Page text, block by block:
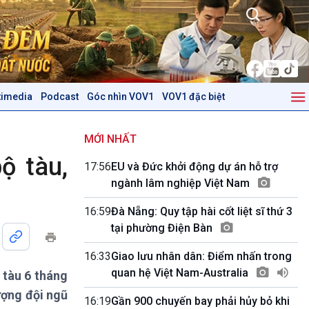
Podcast Góc nhìn VOV1 VOV1 đặc biệt
Trước giờ mở cửa
Dòng chảy Kinh tế
Tuyên chiến với gian lận
thương mại
Mùa vàng
Biển đảo Việt Nam
Tâm tình biên giới và hải
đảo
Tìm hiểu biển, đảo Việt
Nam
Podcast
Góc nhìn VOV1
Bình luận
tàu,
6 tháng
đội ngũ
MỚI NHẤT
17:56EU và Đức khởi động dự án hỗ trợ
ngành lâm nghiệp Việt Nam
16:59Đà Nẵng: Quy tập hài cốt liệt sĩ thứ 3
tại phường Điện Bàn
16:33Giao lưu nhân dân: Điểm nhấn trong
quan hệ Việt Nam-Australia
16:19Gần 900 chuyến bay phải hủy bỏ khi